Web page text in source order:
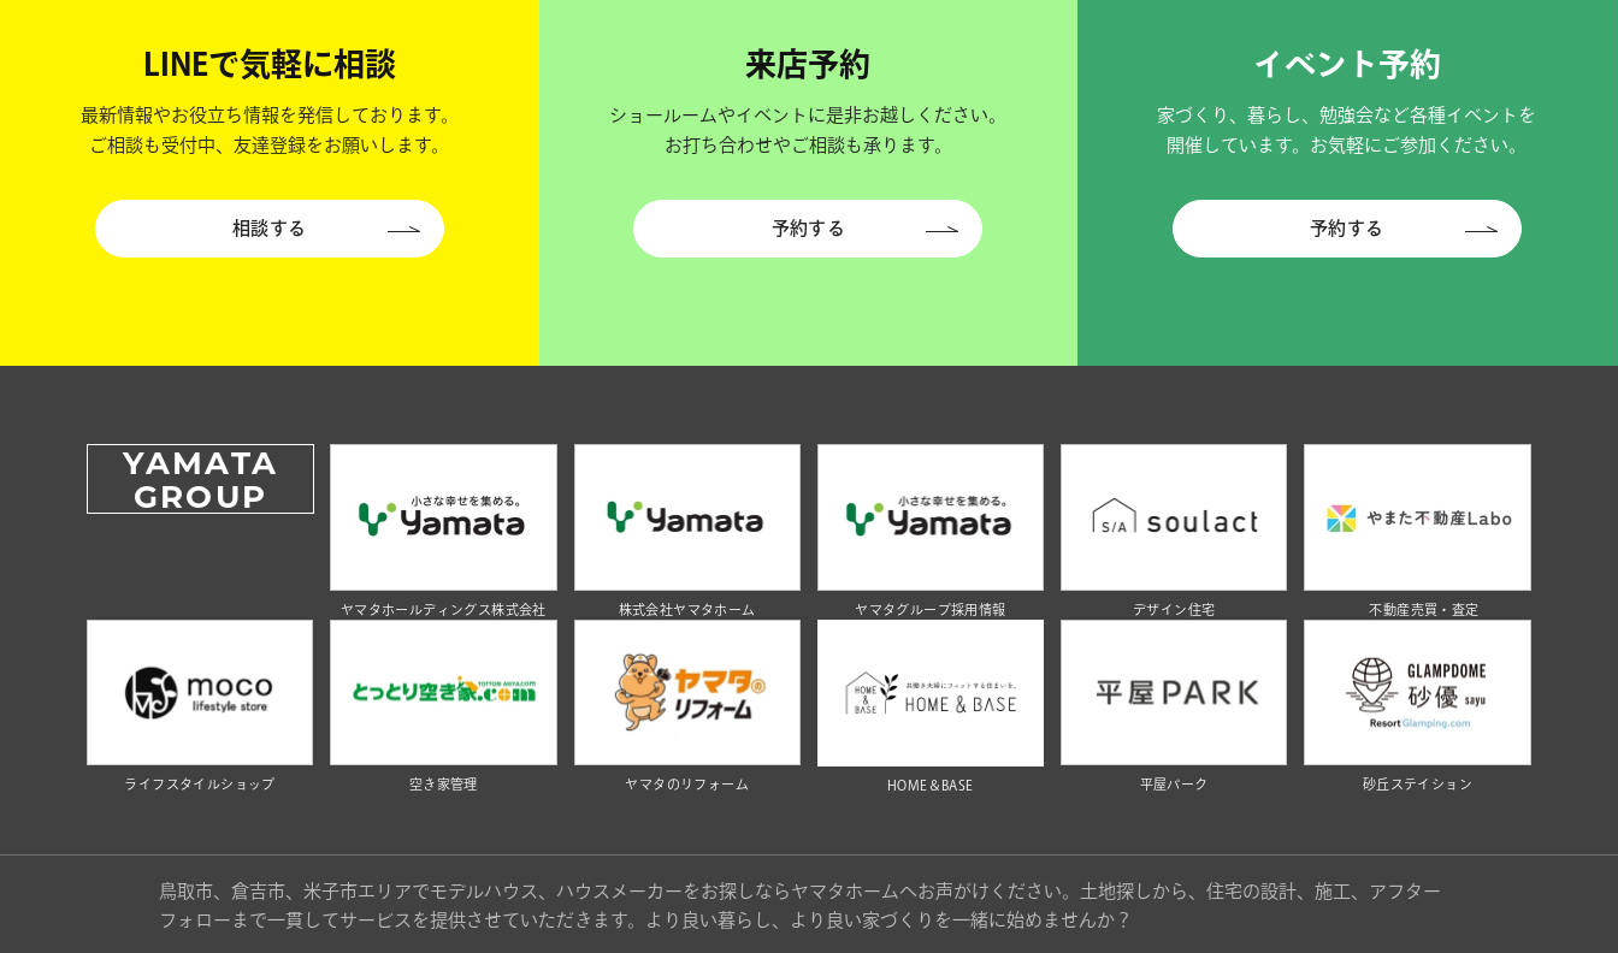
LINEで気軽に相談
最新情報やお役立ち情報を発信しております。
ご相談も受付中、友達登録をお願いします。
相談する
来店予約
ショールームやイベントに是非お越しください。
お打ち合わせやご相談も承ります。
予約する
イベント予約
家づくり、暮らし、勉強会など各種イベントを
開催しています。お気軽にご参加ください。
予約する
YAMATA
GROUP
ヤマタホールディングス株式会社 株式会社ヤマタホーム ヤマタグループ採用情報 デザイン住宅 不動産売買・査定
ライフスタイルショップ 空き家管理 ヤマタのリフォーム HOME＆BASE 平屋パーク 砂丘ステイション
鳥取市、倉吉市、米子市エリアでモデルハウス、ハウスメーカーをお探しならヤマタホームへお声がけください。土地探しから、住宅の設計、施工、アフター
フォローまで一貫してサービスを提供させていただきます。より良い暮らし、より良い家づくりを一緒に始めませんか？